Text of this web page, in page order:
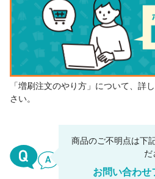
「増刷注文のやり方」について、詳
さい。
商品のご不明点は下
だ
お問い合わせ